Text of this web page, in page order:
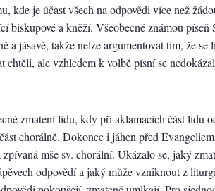
kde je účast všech na odpovědi více než
biskupové a kněží. Všeobecně známou píseň
a jásavě, takže nelze argumentovat tím, že se
chtěli, ale vzhledem k volbě písní se
zmatení lidu, kdy při aklamacích část lidu
chorálně. Dokonce i jáhen před
mše sv. chorální. Ukázalo se, jaký
odpovědí a jaký může vzniknout z